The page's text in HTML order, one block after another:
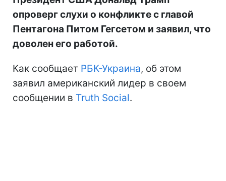
опроверг слухи о конфликте с главой
Пентагона Питом Гегсетом и заявил, что
доволен его работой.
Как сообщает РБК-Украина, об этом
заявил американский лидер в своем
сообщении в Truth Social.